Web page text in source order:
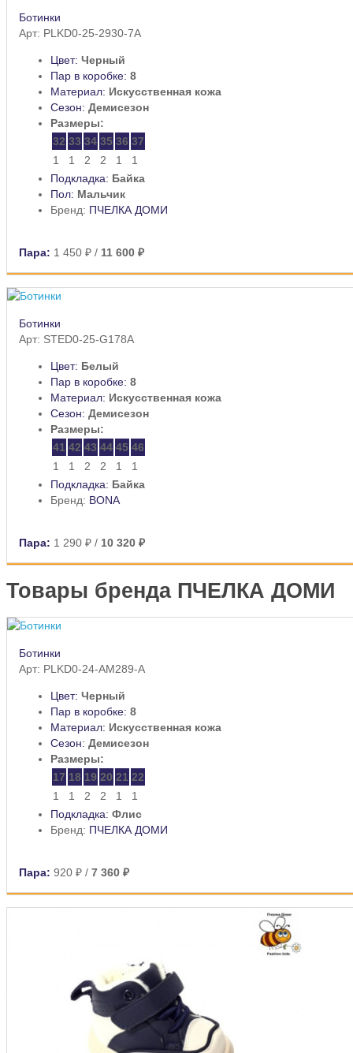
Ботинки
Арт: PLKD0-25-2930-7A
Цвет: Черный
Пар в коробке: 8
Материал: Искусственная кожа
Сезон: Демисезон
Размеры:
32 33 34 35 36 37
1
1 2 2 1
1
Подкладка: Байка
Пол: Мальчик
Бренд: ПЧЕЛКА ДОМИ
Пара: 1 450 ₽ / 11 600 ₽
Ботинки
Арт: STED0-25-G178A
Цвет: Белый
Пар в коробке: 8
Материал: Искусственная кожа
Сезон: Демисезон
Размеры:
41 42 43 44 45 46
1
1 2 2 1
1
Подкладка: Байка
Бренд: BONA
Пара: 1 290 ₽ / 10 320 ₽
Товары бренда ПЧЕЛКА ДОМИ
Ботинки
Арт: PLKD0-24-AM289-A
Цвет: Черный
Пар в коробке: 8
Материал: Искусственная кожа
Сезон: Демисезон
Размеры:
17 18 19 20 21 22
1
1 2 2 1
1
Подкладка: Флис
Бренд: ПЧЕЛКА ДОМИ
Пара: 920 ₽ / 7 360 ₽